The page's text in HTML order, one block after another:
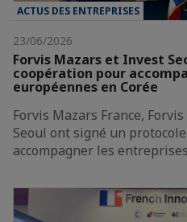
ACTUS DES ENTREPRISES
23/06/2026
Forvis Mazars et Invest
coopération pour
européennes en Corée
Forvis Mazars France,
Seoul ont signé un protocole
accompagner les